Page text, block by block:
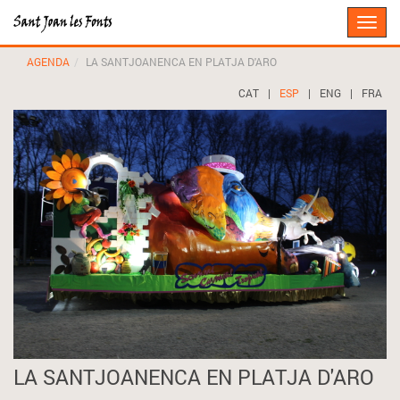
Toggle
AGENDA
LA SANTJOANENCA EN PLATJA D'ARO
CAT | ESP | ENG | FRA
LA SANTJOANENCA EN PLATJA D'ARO